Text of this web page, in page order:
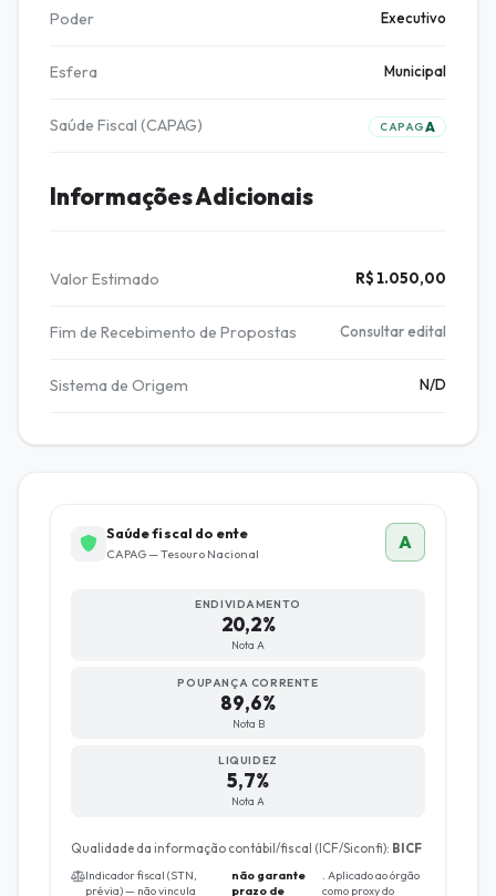
Poder Executivo
Esfera Municipal
Saúde Fiscal (CAPAG) CAPAGA
Informações Adicionais
Valor Estimado R$ 1.050,00
Fim de Recebimento de Propostas Consultar edital
Sistema de Origem N/D
Saúde fiscal do ente
CAPAG — Tesouro Nacional
A
ENDIVIDAMENTO
20,2%
Nota A
POUPANÇA CORRENTE
89,6%
Nota B
LIQUIDEZ
5,7%
Nota A
Qualidade da informação contábil/fiscal (ICF/Siconfi): BICF
Indicador fiscal (STN,
prévia) — não vincula
não garante
prazo de
. Aplicado ao órgão
como proxy do